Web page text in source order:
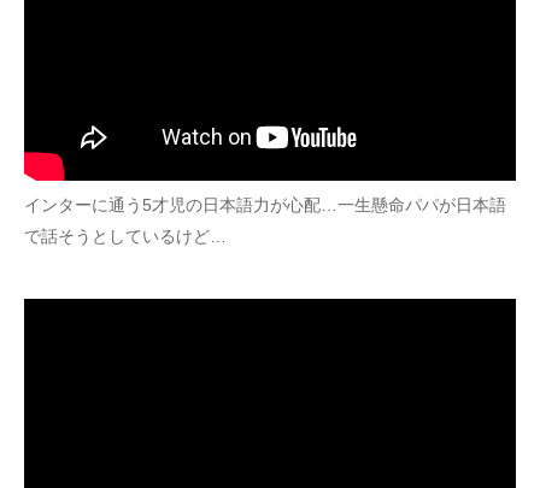
インターに通う5才児の日本語力が心配…一生懸命パパが日本語
で話そうとしているけど…